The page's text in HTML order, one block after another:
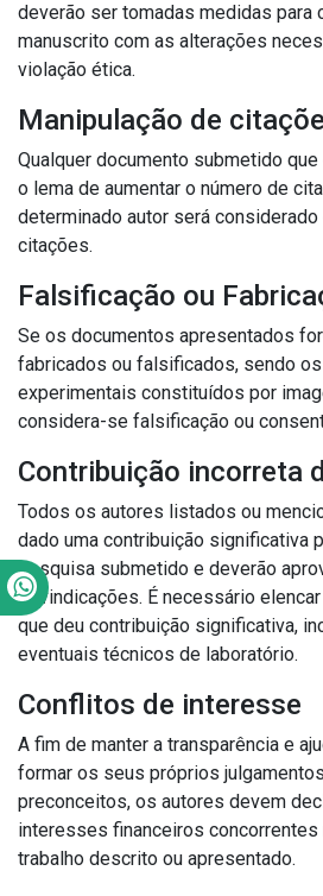
deverão ser tomadas medidas para
manuscrito com as alterações
violação ética.
Manipulação de
Qualquer documento submetido
o lema de aumentar o número de
determinado autor será
citações.
Falsificação ou
Se os documentos apresentados
fabricados ou falsificados, sendo
experimentais constituídos por
considera-se falsificação ou
Contribuição incorreta
Todos os autores listados ou
dado uma contribuição significativa
pesquisa submetido e deverão
reivindicações. É necessário
que deu contribuição significativa,
eventuais técnicos de laboratório.
Conflitos de interesse
A fim de manter a transparência e
formar os seus próprios
preconceitos, os autores devem
interesses financeiros
trabalho descrito ou apresentado.